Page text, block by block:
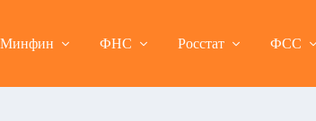
Минфин ФНС Росстат ФСС